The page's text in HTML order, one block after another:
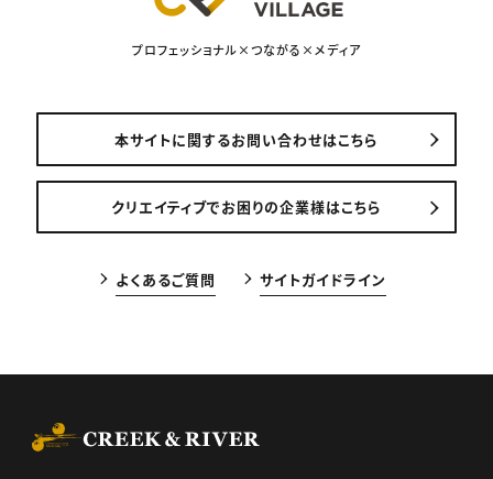
プロフェッショナル×つながる×メディア
本サイトに関するお問い合わせはこちら
クリエイティブでお困りの企業様はこちら
よくあるご質問 サイトガイドライン